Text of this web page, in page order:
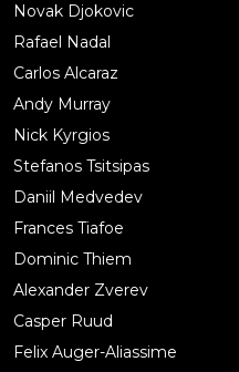
Novak Djokovic
Rafael Nadal
Carlos Alcaraz
Andy Murray
Nick Kyrgios
Stefanos Tsitsipas
Daniil Medvedev
Frances Tiafoe
Dominic Thiem
Alexander Zverev
Casper Ruud
Felix Auger-Aliassime